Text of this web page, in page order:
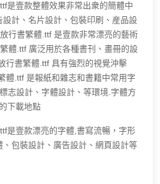
是壹款整體效果非常出衆的簡體中
計、名片設計、包裝印刷、産品設
行書繁體.ttf 是壹款非常漂亮的藝術
體.ttf 廣泛用於各種書刊、畫冊的設
行書繁體.ttf 具有強烈的視覺沖擊
體.ttf 是報紙和雜志和書籍中常用字
志設計、字體設計、等環境.字體方
下載地點
是壹款漂亮的字體,書寫流暢，字形
包裝設計、廣告設計、網頁設計等